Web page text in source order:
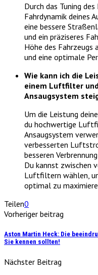
Durch das Tuning
Fahrdynamik deines
eine bessere
und ein präziseres
Höhe des Fahrzeugs
und eine optimale
Wie kann ich die
einem Luftfilter
Ansaugsystem
Um die Leistung
du hochwertige
Ansaugsystem
verbesserten
besseren
Du kannst zwischen
Luftfiltern wählen,
optimal zu
Teilen0
Vorheriger beitrag
Aston Martin Heck: Die
Sie kennen sollten!
Nächster Beitrag